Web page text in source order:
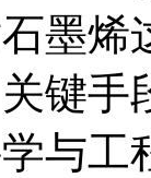
墨烯
键手
与工